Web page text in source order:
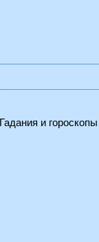
Гадания и